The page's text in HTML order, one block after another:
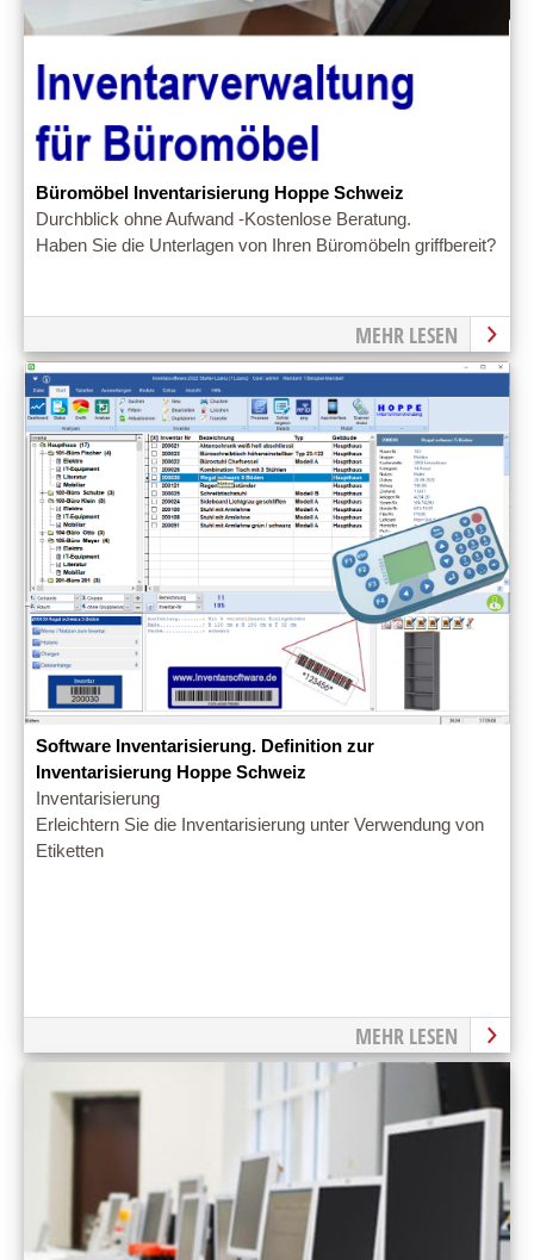
Büromöbel Inventarisierung Hoppe Schweiz
Durchblick ohne Aufwand -Kostenlose Beratung.
Haben Sie die Unterlagen von Ihren Büromöbeln griffbereit?
MEHR LESEN
Software Inventarisierung. Definition zur
Inventarisierung Hoppe Schweiz
Inventarisierung
Erleichtern Sie die Inventarisierung unter Verwendung von
Etiketten
MEHR LESEN